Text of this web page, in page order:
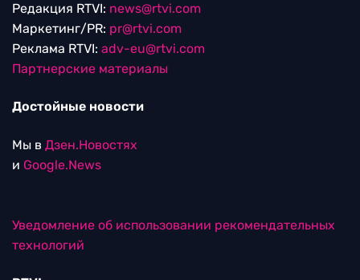
Редакция RTVI: news@rtvi.com
Маркетинг/PR: pr@rtvi.com
Реклама RTVI: adv-eu@rtvi.com
Партнерские материалы
Достойные новости
Мы в Дзен.Новостях
и Google.News
Уведомление об использовании рекомендательных
технологий